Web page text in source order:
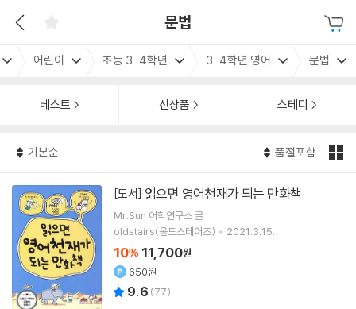
문법
어린이 초등 3-4학년 3-4학년 영어 문법
베스트 신상품 스테디
기본순 품절포함
[도서] 읽으면 영어천재가 되는 만화책
Mr.Sun 어학연구소 글
oldstairs(올드스테어즈)
2021.3.15.
10% 11,700원
650원
9.6 (77)